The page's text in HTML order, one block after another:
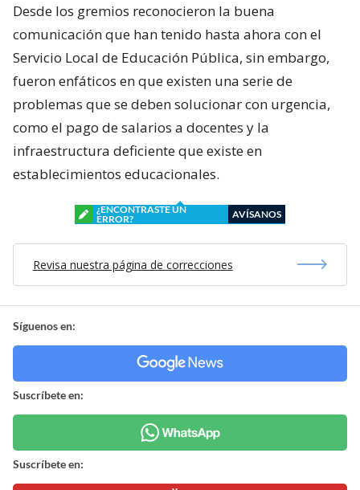
Desde los gremios reconocieron la buena
comunicación que han tenido hasta ahora con el
Servicio Local de Educación Pública, sin embargo,
fueron enfáticos en que existen una serie de
problemas que se deben solucionar con urgencia,
como el pago de salarios a docentes y la
infraestructura deficiente que existe en
establecimientos educacionales.
¿ENCONTRASTE UN
ERROR?
AVÍSANOS
Revisa nuestra página de correcciones
Síguenos en:
Suscríbete en:
Suscríbete en: